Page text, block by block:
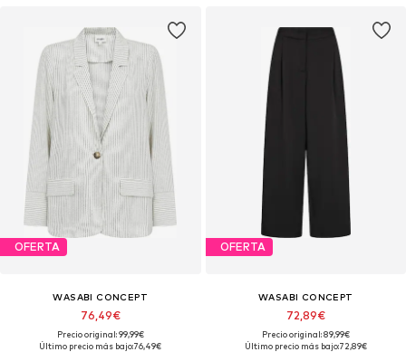
OFERTA
WASABI CONCEPT
76,49€
Precio original: 99,99€
Último precio más bajo:76,49€
OFERTA
WASABI CONCEPT
72,89€
Precio original: 89,99€
Último precio más bajo:72,89€